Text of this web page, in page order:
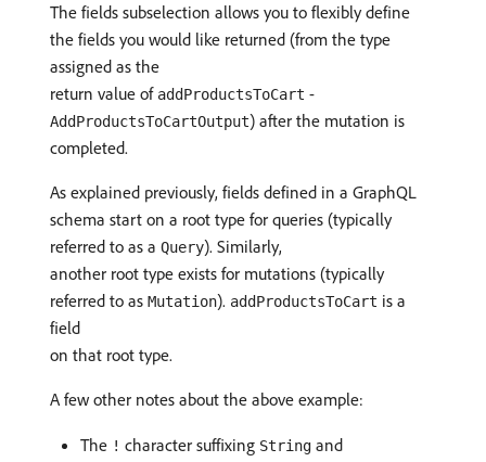
The fields subselection allows you to flexibly define
the fields you would like returned (from the type
assigned as the
return value of addProductsToCart -
AddProductsToCartOutput) after the mutation is
completed.
As explained previously, fields defined in a GraphQL
schema start on a root type for queries (typically
referred to as a Query). Similarly,
another root type exists for mutations (typically
referred to as Mutation). addProductsToCart is a
field
on that root type.
A few other notes about the above example:
The ! character suffixing String and